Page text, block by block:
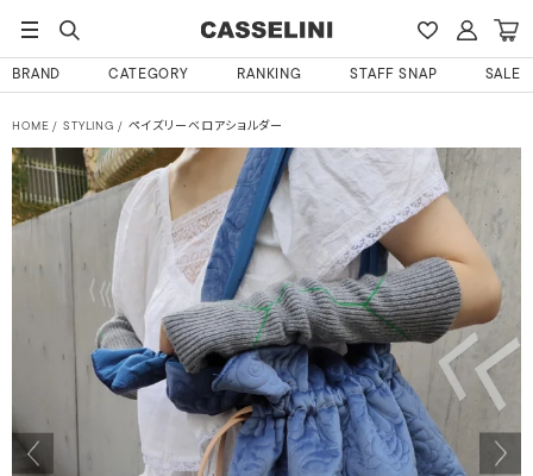
BRAND CATEGORY RANKING STAFF SNAP SALE
HOME STYLING ペイズリーベロアショルダー